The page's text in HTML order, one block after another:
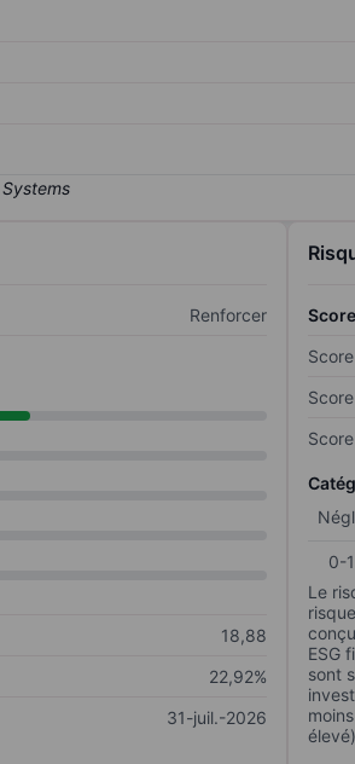
Renforcer
18,88
22,92%
31-juil.-2026
0-
Le
ESG
sont